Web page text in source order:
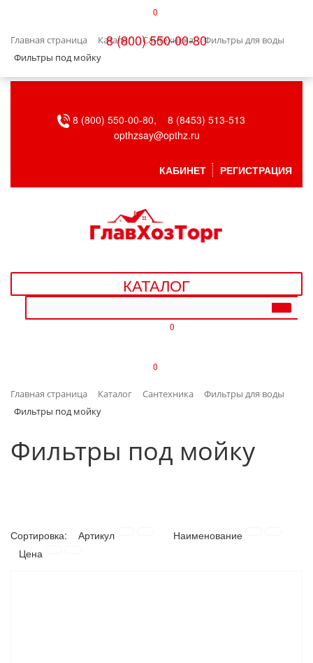
0
8 (800) 550-00-80
Главная страница Каталог Сантехника
Фильтры для воды
Фильтры под мойку
БЫТОВАЯ ТЕХНИКА
ВЕНТИЛЯЦИЯ
ДАЧА, САД И ОГОРОД
ДЕТСКИЕ ТОВАРЫ
ИНТЕРЬЕР
ЛАКОКРАСОЧНЫЕ МАТЕРИАЛЫ
8 (800) 550-00-80,
8 (8453) 513-513
opthzsay@opthz.ru
КАБИНЕТ РЕГИСТРАЦИЯ
КАТАЛОГ
0
0
Главная страница Каталог Сантехника
Фильтры для воды
Фильтры под мойку
Фильтры под мойку
Сортировка: Артикул
Наименование
Цена